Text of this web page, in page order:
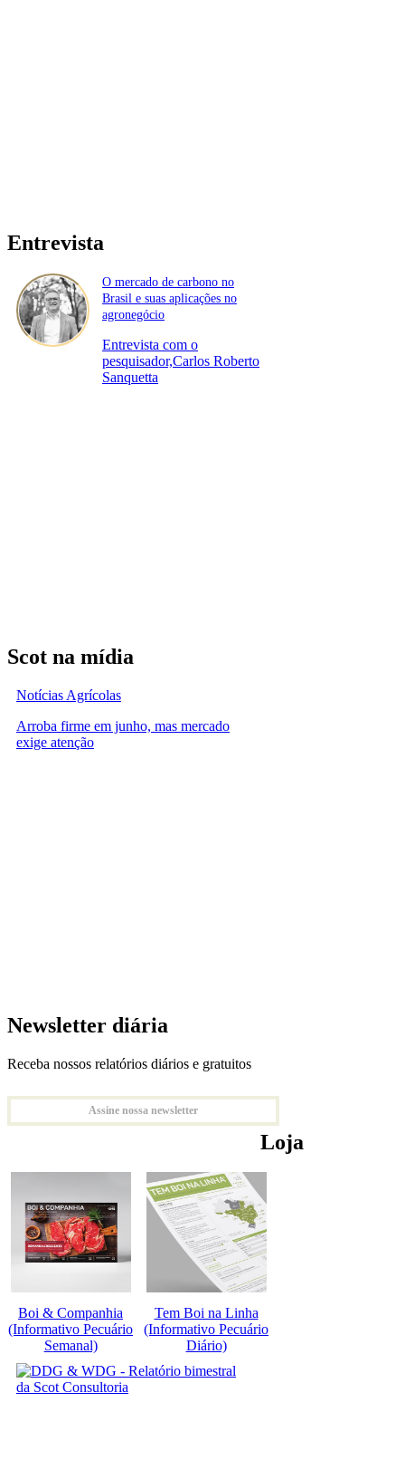
Entrevista
O mercado de carbono no
Brasil e suas aplicações no
agronegócio
Entrevista com o
pesquisador,Carlos Roberto
Sanquetta
Scot na mídia
Notícias Agrícolas
Arroba firme em junho, mas mercado
exige atenção
Newsletter diária
Receba nossos relatórios diários e gratuitos
Assine nossa newsletter
Loja
Boi & Companhia
(Informativo Pecuário
Semanal)
Tem Boi na Linha
(Informativo Pecuário
Diário)